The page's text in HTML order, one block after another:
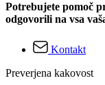
Potrebujete pomoč
odgovorili na vsa
Kontakt
Preverjena kakovost